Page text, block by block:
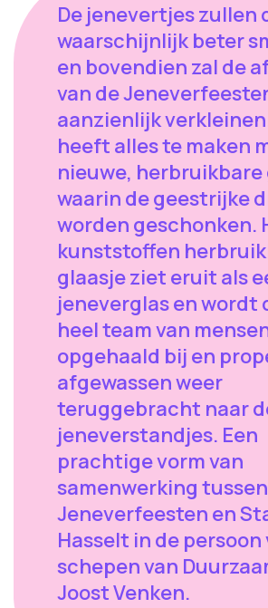
De jenevertjes zullen
waarschijnlijk beter
en bovendien zal de
van de
aanzienlijk
heeft alles te maken
nieuwe, herbruikbare
waarin de geestrijke
worden geschonken.
kunststoffen
glaasje ziet eruit als
jeneverglas en wordt
heel team van
opgehaald bij en
afgewassen weer
teruggebracht naar
jeneverstandjes. Een
prachtige vorm van
samenwerking
Jeneverfeesten en
Hasselt in de persoon
schepen van
Joost Venken.